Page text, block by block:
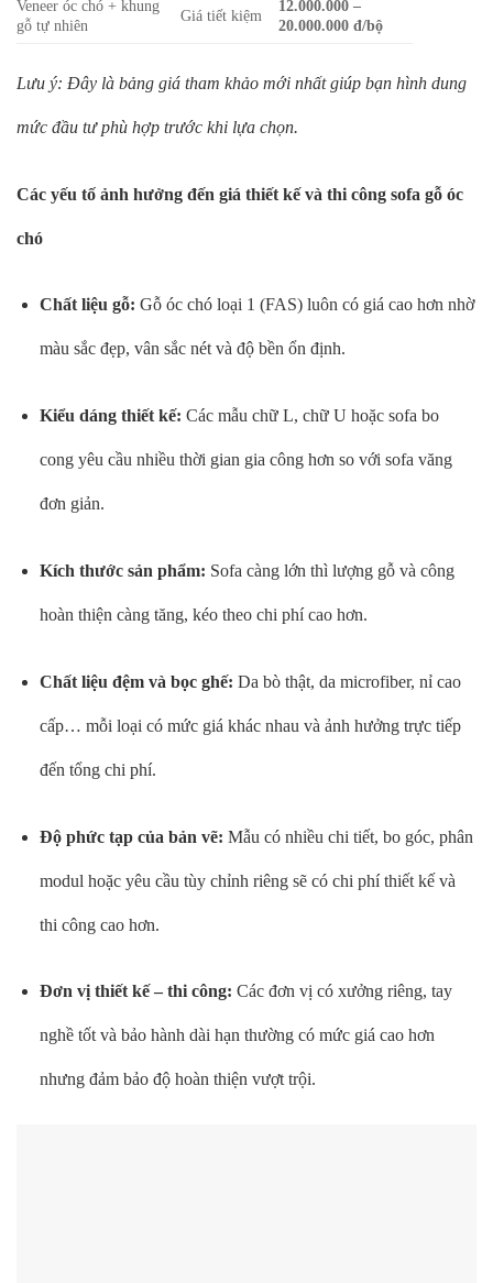
Veneer óc chó + khung
gỗ tự nhiên
Giá tiết kiệm
12.000.000 –
20.000.000 đ/bộ
Lưu ý: Đây là bảng giá tham khảo mới nhất giúp bạn hình dung
mức đầu tư phù hợp trước khi lựa chọn.
Các yếu tố ảnh hưởng đến giá thiết kế và thi công sofa gỗ óc
chó
Chất liệu gỗ: Gỗ óc chó loại 1 (FAS) luôn có giá cao hơn nhờ
màu sắc đẹp, vân sắc nét và độ bền ổn định.
Kiểu dáng thiết kế: Các mẫu chữ L, chữ U hoặc sofa bo
cong yêu cầu nhiều thời gian gia công hơn so với sofa văng
đơn giản.
Kích thước sản phẩm: Sofa càng lớn thì lượng gỗ và công
hoàn thiện càng tăng, kéo theo chi phí cao hơn.
Chất liệu đệm và bọc ghế: Da bò thật, da microfiber, nỉ cao
cấp… mỗi loại có mức giá khác nhau và ảnh hưởng trực tiếp
đến tổng chi phí.
Độ phức tạp của bản vẽ: Mẫu có nhiều chi tiết, bo góc, phân
modul hoặc yêu cầu tùy chỉnh riêng sẽ có chi phí thiết kế và
thi công cao hơn.
Đơn vị thiết kế – thi công: Các đơn vị có xưởng riêng, tay
nghề tốt và bảo hành dài hạn thường có mức giá cao hơn
nhưng đảm bảo độ hoàn thiện vượt trội.